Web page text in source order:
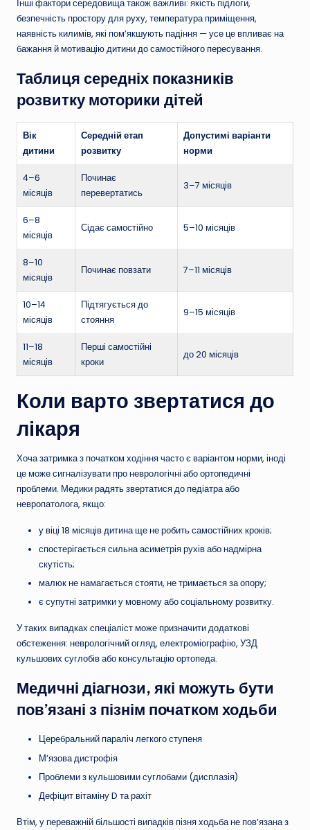
Інші фактори середовища також важливі: якість підлоги,
безпечність простору для руху, температура приміщення,
наявність килимів, які пом’якшують падіння — усе це впливає на
бажання й мотивацію дитини до самостійного пересування.
Таблиця середніх показників
розвитку моторики дітей
Вік
дитини
Середній етап
розвитку
Допустимі варіанти
норми
4–6
місяців
Починає
перевертатись
3–7 місяців
6–8
місяців
Сідає самостійно 5–10 місяців
8–10
місяців
Починає повзати 7–11 місяців
10–14
місяців
Підтягується до
стояння
9–15 місяців
11–18
місяців
Перші самостійні
кроки
до 20 місяців
Коли варто звертатися до
лікаря
Хоча затримка з початком ходіння часто є варіантом норми, іноді
це може сигналізувати про неврологічні або ортопедичні
проблеми. Медики радять звертатися до педіатра або
невропатолога, якщо:
у віці 18 місяців дитина ще не робить самостійних кроків;
спостерігається сильна асиметрія рухів або надмірна
скутість;
малюк не намагається стояти, не тримається за опору;
є супутні затримки у мовному або соціальному розвитку.
У таких випадках спеціаліст може призначити додаткові
обстеження: неврологічний огляд, електроміографію, УЗД
кульшових суглобів або консультацію ортопеда.
Медичні діагнози, які можуть бути
пов’язані з пізнім початком ходьби
Церебральний параліч легкого ступеня
М’язова дистрофія
Проблеми з кульшовими суглобами (дисплазія)
Дефіцит вітаміну D та рахіт
Втім, у переважній більшості випадків пізня ходьба не пов’язана з